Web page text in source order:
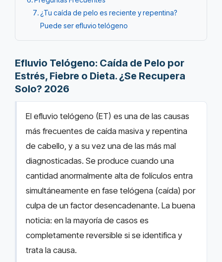
¿Tu caída de pelo es reciente y repentina?
Puede ser efluvio telógeno
Efluvio Telógeno: Caída de Pelo por
Estrés, Fiebre o Dieta. ¿Se Recupera
Solo? 2026
El efluvio telógeno (ET) es una de las causas
más frecuentes de caída masiva y repentina
de cabello, y a su vez una de las más mal
diagnosticadas. Se produce cuando una
cantidad anormalmente alta de folículos entra
simultáneamente en fase telógena (caída) por
culpa de un factor desencadenante. La buena
noticia: en la mayoría de casos es
completamente reversible si se identifica y
trata la causa.